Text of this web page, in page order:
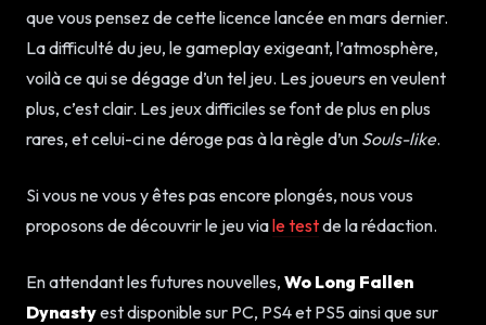
que vous pensez de cette licence lancée en mars dernier.
La difficulté du jeu, le gameplay exigeant, l’atmosphère,
voilà ce qui se dégage d’un tel jeu. Les joueurs en veulent
plus, c’est clair. Les jeux difficiles se font de plus en plus
rares, et celui-ci ne déroge pas à la règle d’un Souls-like.
Si vous ne vous y êtes pas encore plongés, nous vous
proposons de découvrir le jeu viale testde la rédaction.
En attendant les futures nouvelles, Wo Long Fallen
Dynastyest disponible sur PC, PS4 et PS5 ainsi que sur